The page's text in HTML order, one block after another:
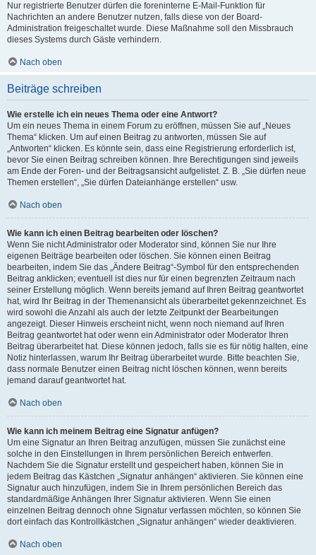
Nur registrierte Benutzer dürfen die foreninterne E-Mail-Funktion für
Nachrichten an andere Benutzer nutzen, falls diese von der Board-
Administration freigeschaltet wurde. Diese Maßnahme soll den Missbrauch
dieses Systems durch Gäste verhindern.
Nach oben
Beiträge schreiben
Wie erstelle ich ein neues Thema oder eine Antwort?
Um ein neues Thema in einem Forum zu eröffnen, müssen Sie auf „Neues
Thema“ klicken. Um auf einen Beitrag zu antworten, müssen Sie auf
„Antworten“ klicken. Es könnte sein, dass eine Registrierung erforderlich ist,
bevor Sie einen Beitrag schreiben können. Ihre Berechtigungen sind jeweils
am Ende der Foren- und der Beitragsansicht aufgelistet. Z. B. „Sie dürfen neue
Themen erstellen“, „Sie dürfen Dateianhänge erstellen“ usw.
Nach oben
Wie kann ich einen Beitrag bearbeiten oder löschen?
Wenn Sie nicht Administrator oder Moderator sind, können Sie nur Ihre
eigenen Beiträge bearbeiten oder löschen. Sie können einen Beitrag
bearbeiten, indem Sie das „Ändere Beitrag“-Symbol für den entsprechenden
Beitrag anklicken; eventuell ist dies nur für einen begrenzten Zeitraum nach
seiner Erstellung möglich. Wenn bereits jemand auf Ihren Beitrag geantwortet
hat, wird Ihr Beitrag in der Themenansicht als überarbeitet gekennzeichnet. Es
wird sowohl die Anzahl als auch der letzte Zeitpunkt der Bearbeitungen
angezeigt. Dieser Hinweis erscheint nicht, wenn noch niemand auf Ihren
Beitrag geantwortet hat oder wenn ein Administrator oder Moderator Ihren
Beitrag überarbeitet hat. Diese können jedoch, falls sie es für nötig halten, eine
Notiz hinterlassen, warum Ihr Beitrag überarbeitet wurde. Bitte beachten Sie,
dass normale Benutzer einen Beitrag nicht löschen können, wenn bereits
jemand darauf geantwortet hat.
Nach oben
Wie kann ich meinem Beitrag eine Signatur anfügen?
Um eine Signatur an Ihren Beitrag anzufügen, müssen Sie zunächst eine
solche in den Einstellungen in Ihrem persönlichen Bereich entwerfen.
Nachdem Sie die Signatur erstellt und gespeichert haben, können Sie in
jedem Beitrag das Kästchen „Signatur anhängen“ aktivieren. Sie können eine
Signatur auch hinzufügen, indem Sie in Ihrem persönlichen Bereich das
standardmäßige Anhängen Ihrer Signatur aktivieren. Wenn Sie einen
einzelnen Beitrag dennoch ohne Signatur verfassen möchten, so können Sie
dort einfach das Kontrollkästchen „Signatur anhängen“ wieder deaktivieren.
Nach oben